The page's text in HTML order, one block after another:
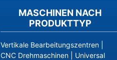
MASCHINEN NACH
PRODUKTTYP
Vertikale Bearbeitungszentren
CNC Drehmaschinen
Universal